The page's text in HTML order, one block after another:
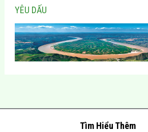
YÊU DẤU
Tìm Hiểu Thêm